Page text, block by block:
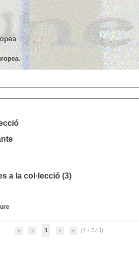
a la col·lecció (3)
1 (1 - 3 / 3)